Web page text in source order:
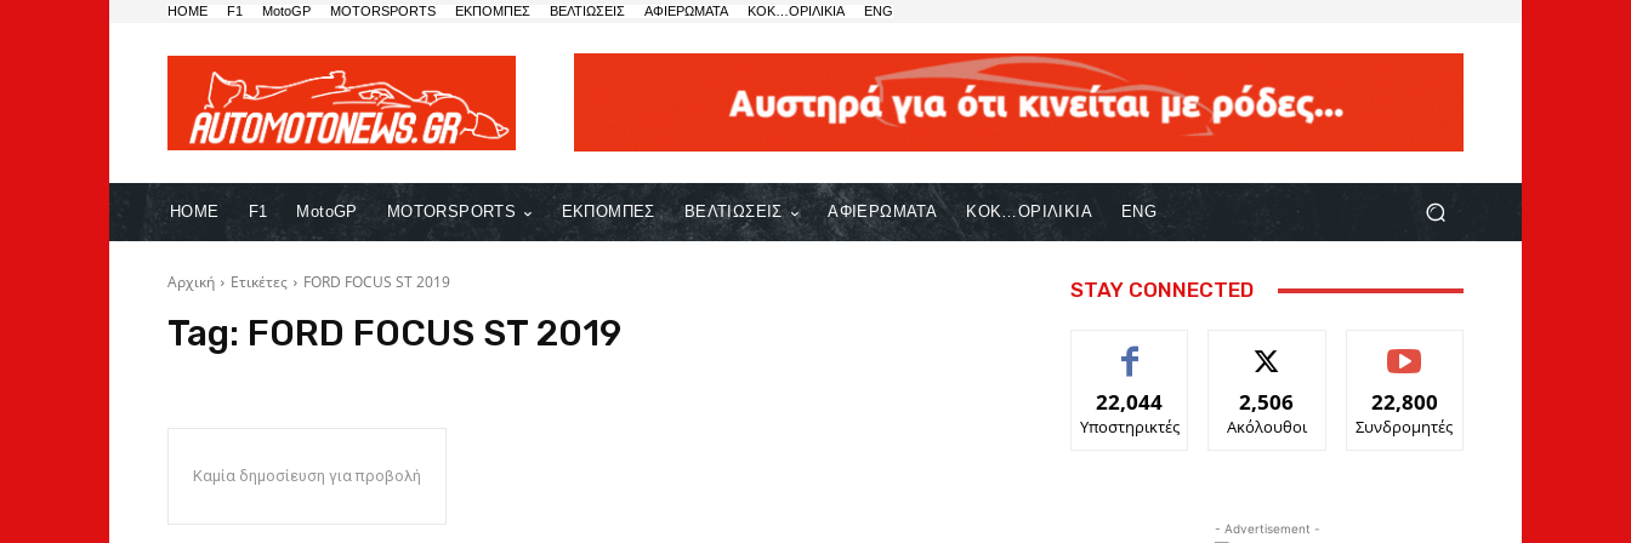
HOME F1 MotoGP MOTORSPORTS ΕΚΠΟΜΠΕΣ ΒΕΛΤΙΩΣΕΙΣ ΑΦΙΕΡΩΜΑΤΑ ΚΟΚ…ΟΡΙΛΙΚΙΑ ENG
HOME F1 MotoGP MOTORSPORTS ΕΚΠΟΜΠΕΣ ΒΕΛΤΙΩΣΕΙΣ ΑΦΙΕΡΩΜΑΤΑ ΚΟΚ…ΟΡΙΛΙΚΙΑ ENG
Αρχική Ετικέτες FORD FOCUS ST 2019
Tag: FORD FOCUS ST 2019
Καμία δημοσίευση για προβολή
STAY CONNECTED
22,044
Υποστηρικτές
2,506
Ακόλουθοι
22,800
Συνδρομητές
- Advertisement -